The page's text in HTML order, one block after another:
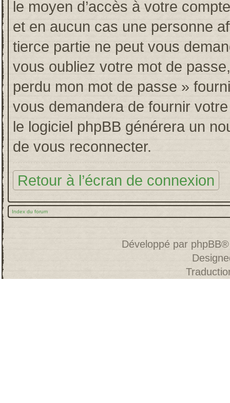
le moyen d’accès à votre
et en aucun cas une personne
tierce partie ne peut vous
vous oubliez votre mot de
perdu mon mot de passe »
vous demandera de fournir
le logiciel phpBB générera un
de vous reconnecter.
Retour à l’écran de connexion
Index du forum
Développé par phpBB®